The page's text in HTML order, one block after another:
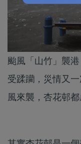
颱風「山竹」襲
受蹂躪，災情又
風來襲，杏花邨